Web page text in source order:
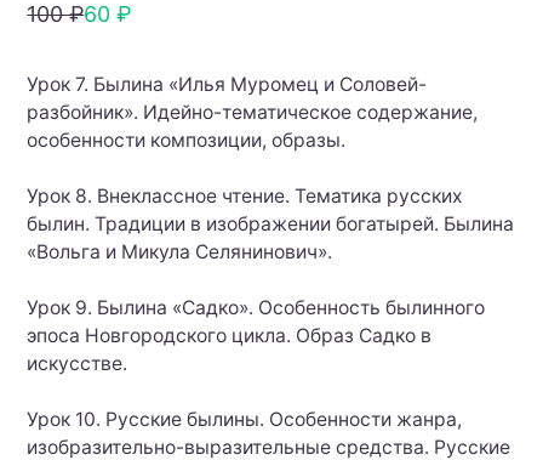
100 ₽60 ₽
Урок 7. Былина «Илья Муромец и Соловей-
разбойник». Идейно-тематическое содержание,
особенности композиции, образы.
Урок 8. Внеклассное чтение. Тематика русских
былин. Традиции в изображении богатырей. Былина
«Вольга и Микула Селянинович».
Урок 9. Былина «Садко». Особенность былинного
эпоса Новгородского цикла. Образ Садко в
искусстве.
Урок 10. Русские былины. Особенности жанра,
изобразительно-выразительные средства. Русские